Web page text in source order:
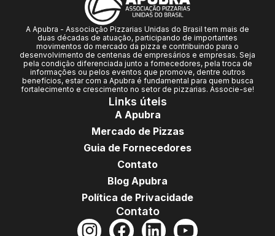
A Apubra - Associação Pizzarias Unidas do Brasil tem mais de
duas décadas de atuação, participando de importantes
movimentos do mercado da pizza e contribuindo para o
desenvolvimento de centenas de empresários e empresas. Seja
pela condição diferenciada junto a fornecedores, pela troca de
informações ou pelos eventos que promove, dentre outros
benefícios, estar com a Apubra é fundamental para quem busca
fortalecimento e crescimento no setor de pizzarias. Associe-se!
Links úteis
A Apubra
Mercado de Pizzas
Guia de Fornecedores
Contato
Blog Apubra
Política de Privacidade
Contato